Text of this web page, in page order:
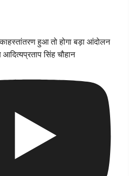
हुआ तो होगा बड़ा आंदोलन
सिंह चौहान